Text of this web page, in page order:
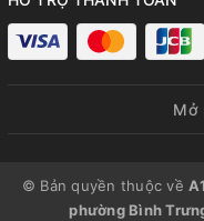
Mở
© Bản quyền thuộc về
phường Bình